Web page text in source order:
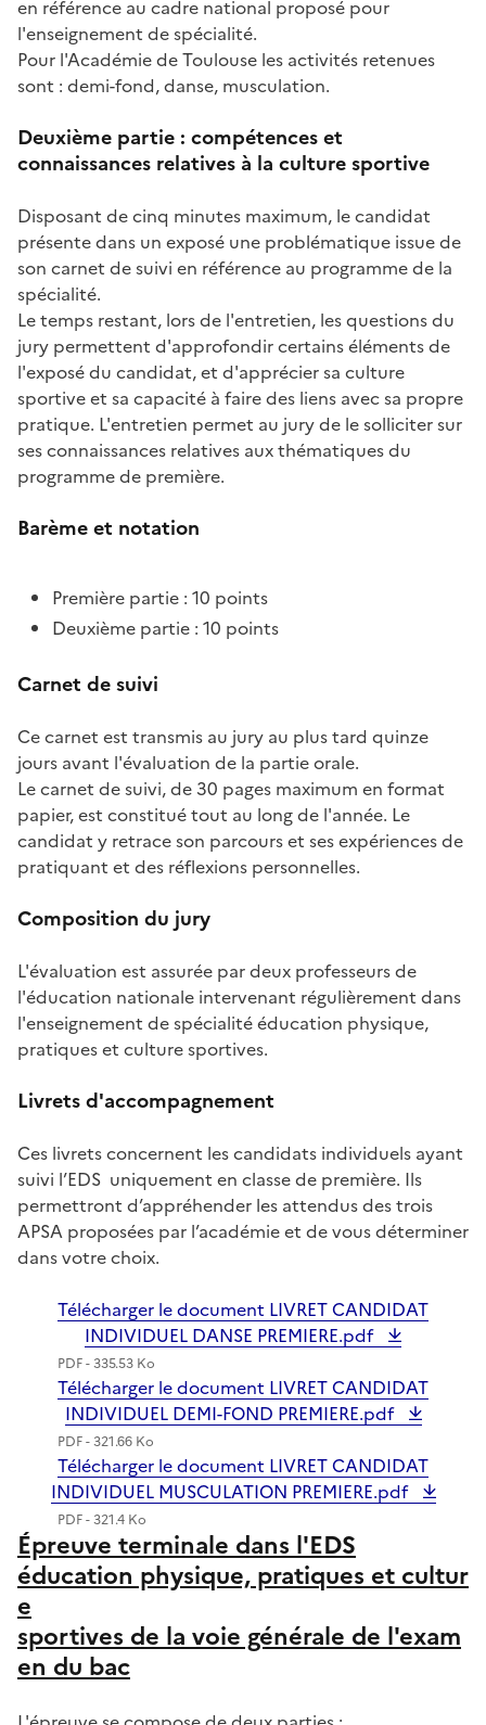
en référence au cadre national proposé pour
l'enseignement de spécialité.
Pour l'Académie de Toulouse les activités retenues
sont : demi-fond, danse, musculation.
Deuxième partie : compétences et
connaissances relatives à la culture sportive
Disposant de cinq minutes maximum, le candidat
présente dans un exposé une problématique issue de
son carnet de suivi en référence au programme de la
spécialité.
Le temps restant, lors de l'entretien, les questions du
jury permettent d'approfondir certains éléments de
l'exposé du candidat, et d'apprécier sa culture
sportive et sa capacité à faire des liens avec sa propre
pratique. L'entretien permet au jury de le solliciter sur
ses connaissances relatives aux thématiques du
programme de première.
Barème et notation
Première partie : 10 points
Deuxième partie : 10 points
Carnet de suivi
Ce carnet est transmis au jury au plus tard quinze
jours avant l'évaluation de la partie orale.
Le carnet de suivi, de 30 pages maximum en format
papier, est constitué tout au long de l'année. Le
candidat y retrace son parcours et ses expériences de
pratiquant et des réflexions personnelles.
Composition du jury
L'évaluation est assurée par deux professeurs de
l'éducation nationale intervenant régulièrement dans
l'enseignement de spécialité éducation physique,
pratiques et culture sportives.
Livrets d'accompagnement
Ces livrets concernent les candidats individuels ayant
suivi l’EDS uniquement en classe de première. Ils
permettront d’appréhender les attendus des trois
APSA proposées par l’académie et de vous déterminer
dans votre choix.
Télécharger le document LIVRET CANDIDAT
INDIVIDUEL DANSE PREMIERE.pdf
PDF - 335.53 Ko
Télécharger le document LIVRET CANDIDAT
INDIVIDUEL DEMI-FOND PREMIERE.pdf
PDF - 321.66 Ko
Télécharger le document LIVRET CANDIDAT
INDIVIDUEL MUSCULATION PREMIERE.pdf
PDF - 321.4 Ko
Épreuve terminale dans l'EDS
éducation physique, pratiques et cultur
e
sportives de la voie générale de l'exam
en du bac